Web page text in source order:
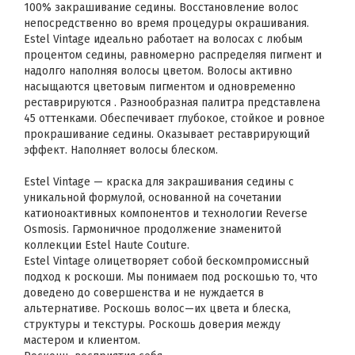
100% закрашивание седины. Восстановление волос
непосредственно во время процедуры окрашивания.
Estel Vintage идеально работает на волосах с любым
процентом седины, равномерно распределяя пигмент и
надолго наполняя волосы цветом. Волосы активно
насыщаются цветовым пигментом и одновременно
реставрируются . Разнообразная палитра представлена
45 оттенками. Обеспечивает глубокое, стойкое и ровное
прокрашивание седины. Оказывает реставрирующий
эффект. Наполняет волосы блеском.
Estel Vintage — краска для закрашивания седины с
уникальной формулой, основанной на сочетании
катионоактивных компонентов и технологии Reverse
Osmosis. Гармоничное продолжение знаменитой
коллекции Estel Haute Couture.
Estel Vintage олицетворяет собой бескомпромиссный
подход к роскоши. Мы понимаем под роскошью то, что
доведено до совершенства и не нуждается в
альтернативе. Роскошь волос—их цвета и блеска,
структуры и текстуры. Роскошь доверия между
мастером и клиентом.